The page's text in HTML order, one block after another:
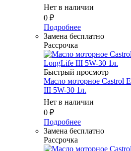
Нет в наличии
0 ₽
Подробнее
Замена бесплатно
Рассрочка
Быстрый просмотр
Масло мотоpное Castrol
III 5W-30 1л.
Нет в наличии
0 ₽
Подробнее
Замена бесплатно
Рассрочка